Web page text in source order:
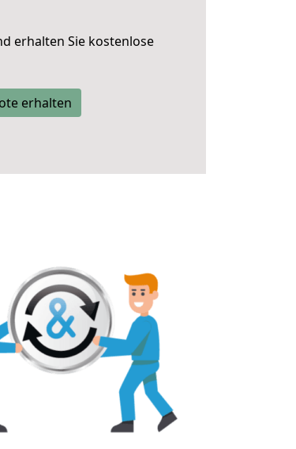
erhalten Sie kostenlose
erhalten